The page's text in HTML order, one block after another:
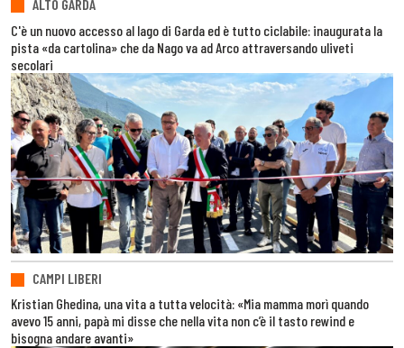
ALTO GARDA
C'è un nuovo accesso al lago di Garda ed è tutto ciclabile: inaugurata la
pista «da cartolina» che da Nago va ad Arco attraversando uliveti
secolari
CAMPI LIBERI
Kristian Ghedina, una vita a tutta velocità: «Mia mamma morì quando
avevo 15 anni, papà mi disse che nella vita non c’è il tasto rewind e
bisogna andare avanti»